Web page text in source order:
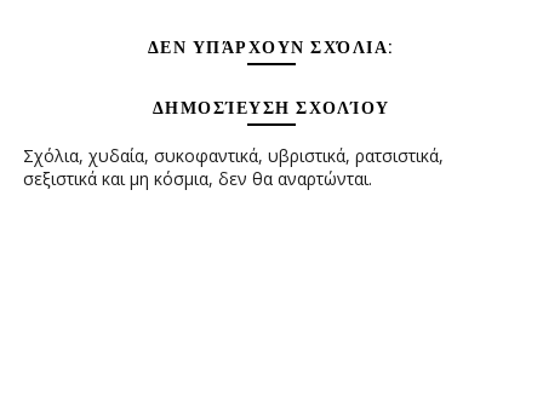
ΔΕΝ ΥΠΆΡΧΟΥΝ ΣΧΌΛΙΑ:
ΔΗΜΟΣΊΕΥΣΗ ΣΧΟΛΊΟΥ
Σχόλια, χυδαία, συκοφαντικά, υβριστικά, ρατσιστικά,
σεξιστικά και μη κόσμια, δεν θα αναρτώνται.